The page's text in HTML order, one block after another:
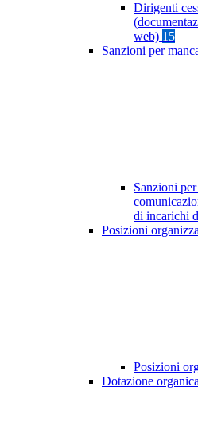
Dirigenti
web) 15
Sanzioni per
Sanzioni
di incarichi
Posizioni
Posizioni
Dotazione organica